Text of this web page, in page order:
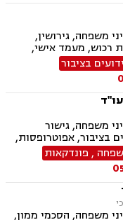
וצוואות, גישור
משפחה, גירושין,
רכוש, מעמד אישי,
במשפחה, ניכור
גישור במשפחה,
ידועים בציבור
משפחה, גישור
בציבור, אפוטרופסות,
הורות חד מינית,
הורי, חטיפת ילדים,
במתנה, ייפוי כוח
, פונדקאות
משפחה, הסכמי ממון,